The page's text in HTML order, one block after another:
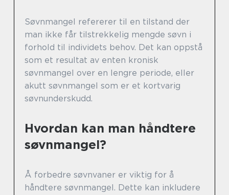
Søvnmangel refererer til en tilstand der
man ikke får tilstrekkelig mengde søvn i
forhold til individets behov. Det kan oppstå
som et resultat av enten kronisk
søvnmangel over en lengre periode, eller
akutt søvnmangel som er et kortvarig
søvnunderskudd.
Hvordan kan man håndtere
søvnmangel?
Å forbedre søvnvaner er viktig for å
håndtere søvnmangel. Dette kan inkludere